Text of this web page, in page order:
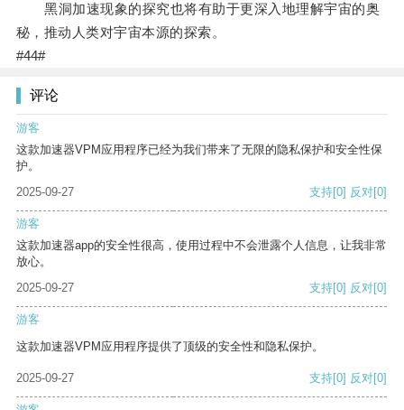
黑洞加速现象的探究也将有助于更深入地理解宇宙的奥
秘，推动人类对宇宙本源的探索。
#44#
评论
游客
这款加速器VPM应用程序已经为我们带来了无限的隐私保护和安全性保
护。
2025-09-27
支持[0] 反对[0]
游客
这款加速器app的安全性很高，使用过程中不会泄露个人信息，让我非常
放心。
2025-09-27
支持[0] 反对[0]
游客
这款加速器VPM应用程序提供了顶级的安全性和隐私保护。
2025-09-27 支持[0] 反对[0]